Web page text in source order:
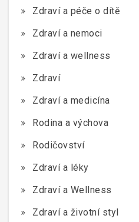
Zdraví a péče o dítě
Zdraví a nemoci
Zdraví a wellness
Zdraví
Zdraví a medicína
Rodina a výchova
Rodičovství
Zdraví a léky
Zdraví a Wellness
Zdraví a životní styl